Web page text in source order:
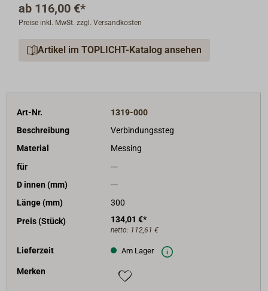
kräftiger Schotwagen mit drei Holepunkten montieren,
an dem die Großschot angeschlagen wird.
Lieferbar aus Messing, sauber poliert oder aus sehr
ab 116,00 €*
Preise inkl. MwSt. zzgl. Versandkosten
Artikel im TOPLICHT-Katalog ansehen
Art-Nr.
1319-000
Beschreibung
Verbindungssteg
Material
Messing
für
---
D innen (mm)
---
Länge (mm)
300
Preis (Stück)
134,01 €*
netto: 112,61 €
Lieferzeit Am Lager
Merken